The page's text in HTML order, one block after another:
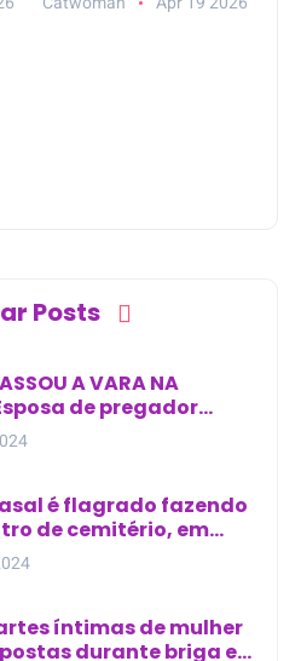
principal de Nova
Posts
A VARA NA
de pregador
descobre
extra-conjugal
é flagrado fazendo
de cemitério, em
no Maranhão
íntimas de mulher
durante briga em